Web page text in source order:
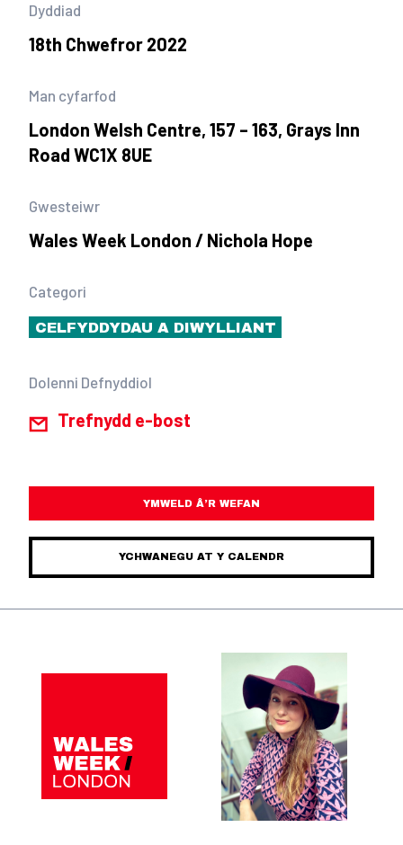
Dyddiad
18th Chwefror 2022
Man cyfarfod
London Welsh Centre, 157 – 163, Grays Inn
Road WC1X 8UE
Gwesteiwr
Wales Week London / Nichola Hope
Categori
CELFYDDYDAU A DIWYLLIANT
Dolenni Defnyddiol
Trefnydd e-bost
YMWELD Â’R WEFAN
YCHWANEGU AT Y CALENDR